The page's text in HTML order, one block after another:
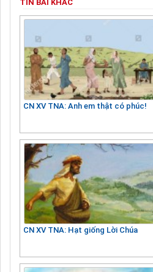
TIN BÀI KHÁC
CN XV TNA: Anh em thật có phúc!
CN XV TNA: Hạt giống Lời Chúa